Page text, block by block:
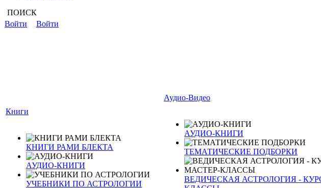
ПОИСК
Войти
Войти
Книги
КНИГИ РАМИ БЛЕКТА
АУДИО-КНИГИ
УЧЕБНИКИ ПО АСТРОЛОГИИ
Аудио-Видео
АУДИО-КНИГИ
ТЕМАТИЧЕСКИЕ ПОДБОРКИ
ВЕДИЧЕСКАЯ АСТРОЛОГИЯ -